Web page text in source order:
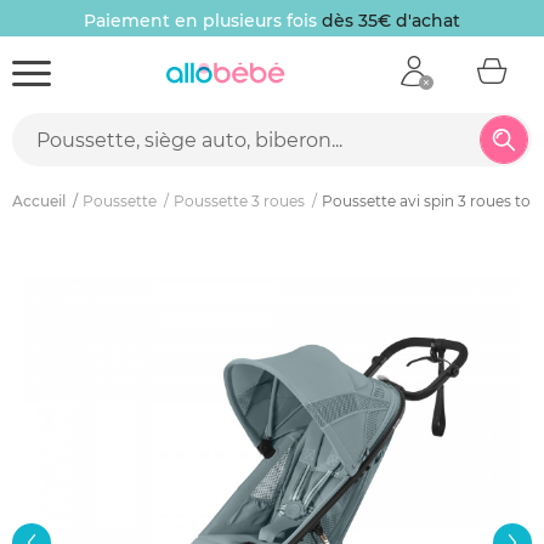
Paiement en plusieurs fois dès 35€ d'achat
Accueil Poussette Poussette 3 roues Poussette avi spin 3 roues